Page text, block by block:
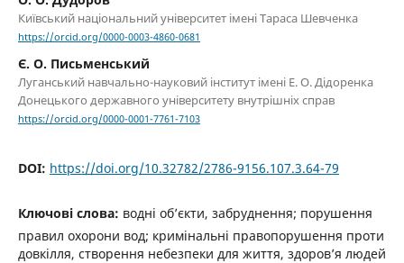
Київський національний університет імені Тараса Шевченка
https://orcid.org/0000-0003-4860-0681
Є. О. Письменський
Луганський навчально-науковий інститут імені Е. О. Дідоренка
Донецького державного університету внутрішніх справ
https://orcid.org/0000-0001-7761-7103
DOI: https://doi.org/10.32782/2786-9156.107.3.64-79
Ключові слова: водні об’єкти, забруднення; порушення
правил охорони вод; кримінальні правопорушення проти
довкілля, створення небезпеки для життя, здоров’я людей